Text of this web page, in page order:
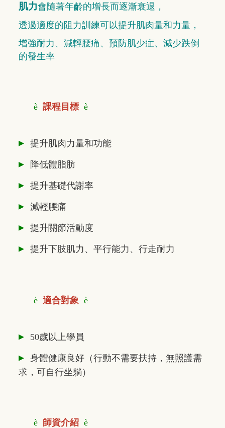
肌力會隨著年齡的增長而逐漸衰退，
透過適度的阻力訓練可以提升肌肉量和力量，
增強耐力、減輕腰痛、預防肌少症、減少跌倒
的發生率
è 課程目標 è
▸ 提升肌肉力量和功能
▸ 降低體脂肪
▸ 提升基礎代謝率
▸ 減輕腰痛
▸ 提升關節活動度
▸ 提升下肢肌力、平行能力、行走耐力
è 適合對象 è
▸ 50歲以上學員
▸ 身體健康良好（行動不需要扶持，無照護需
求，可自行坐躺）
è 師資介紹 è